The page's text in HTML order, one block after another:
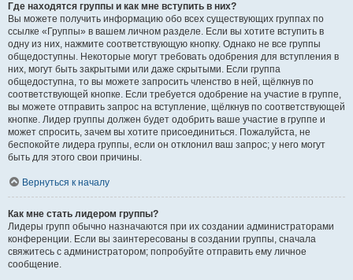
Где находятся группы и как мне вступить в них?
Вы можете получить информацию обо всех существующих группах по
ссылке «Группы» в вашем личном разделе. Если вы хотите вступить в
одну из них, нажмите соответствующую кнопку. Однако не все группы
общедоступны. Некоторые могут требовать одобрения для вступления в
них, могут быть закрытыми или даже скрытыми. Если группа
общедоступна, то вы можете запросить членство в ней, щёлкнув по
соответствующей кнопке. Если требуется одобрение на участие в группе,
вы можете отправить запрос на вступление, щёлкнув по соответствующей
кнопке. Лидер группы должен будет одобрить ваше участие в группе и
может спросить, зачем вы хотите присоединиться. Пожалуйста, не
беспокойте лидера группы, если он отклонил ваш запрос; у него могут
быть для этого свои причины.
Вернуться к началу
Как мне стать лидером группы?
Лидеры групп обычно назначаются при их создании администраторами
конференции. Если вы заинтересованы в создании группы, сначала
свяжитесь с администратором; попробуйте отправить ему личное
сообщение.